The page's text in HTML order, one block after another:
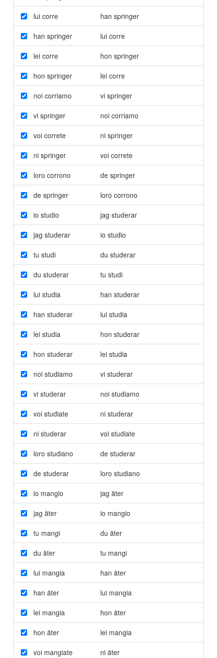
lui corre han springer
han springer lui corre
lei corre hon springer
hon springer lei corre
noi corriamo vi springer
vi springer noi corriamo
voi correte ni springer
ni springer voi correte
loro corrono de springer
de springer loro corrono
io studio jag studerar
jag studerar io studio
tu studi du studerar
du studerar tu studi
lui studia han studerar
han studerar lui studia
lei studia hon studerar
hon studerar lei studia
noi studiamo vi studerar
vi studerar noi studiamo
voi studiate ni studerar
ni studerar voi studiate
loro studiano de studerar
de studerar loro studiano
io mangio jag äter
jag äter io mangio
tu mangi du äter
du äter tu mangi
lui mangia han äter
han äter lui mangia
lei mangia hon äter
hon äter lei mangia
voi mangiate ni äter